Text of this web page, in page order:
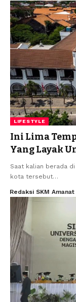
LIFESTYLE
Ini Lima
Yang Layak
Saat kalian berada
kota tersebut…
Redaksi SKM Amanat